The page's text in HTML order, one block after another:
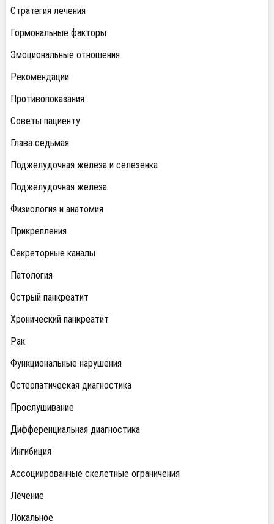
Стратегия лечения
Гормональные факторы
Эмоциональные отношения
Рекомендации
Противопоказания
Советы пациенту
Глава седьмая
Поджелудочная железа и селезенка
Поджелудочная железа
Физиология и анатомия
Прикрепления
Секреторные каналы
Патология
Острый панкреатит
Хронический панкреатит
Рак
Функциональные нарушения
Остеопатическая диагностика
Прослушивание
Дифференциальная диагностика
Ингибиция
Ассоциированные скелетные ограничения
Лечение
Локальное